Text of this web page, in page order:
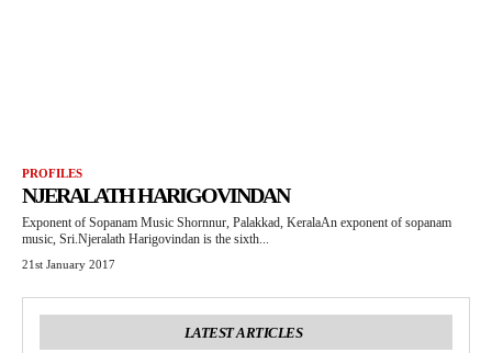
PROFILES
NJERALATH HARIGOVINDAN
Exponent of Sopanam Music Shornnur, Palakkad, KeralaAn exponent of sopanam
music, Sri.Njeralath Harigovindan is the sixth...
21st January 2017
LATEST ARTICLES